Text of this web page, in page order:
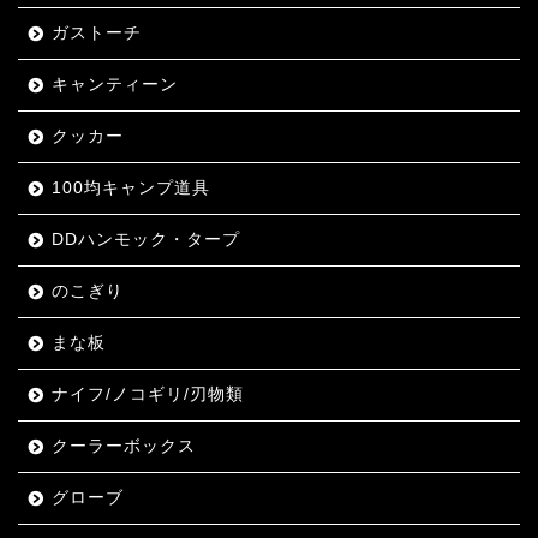
ガストーチ
キャンティーン
クッカー
100均キャンプ道具
DDハンモック・タープ
のこぎり
まな板
ナイフ/ノコギリ/刃物類
クーラーボックス
グローブ